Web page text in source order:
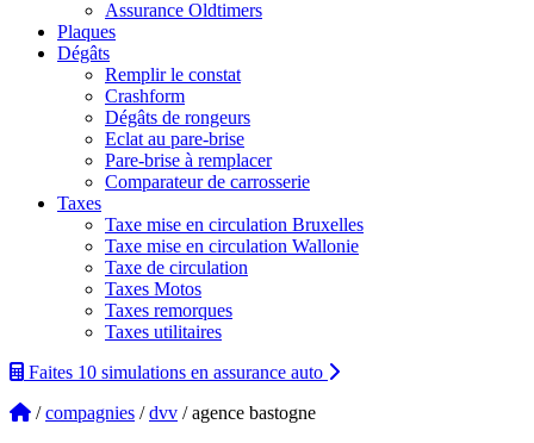
Assurance Oldtimers
Plaques
Dégâts
Remplir le constat
Crashform
Dégâts de rongeurs
Eclat au pare-brise
Pare-brise à remplacer
Comparateur de carrosserie
Taxes
Taxe mise en circulation Bruxelles
Taxe mise en circulation Wallonie
Taxe de circulation
Taxes Motos
Taxes remorques
Taxes utilitaires
Faites 10 simulations en assurance auto
/compagnies /dvv / agence bastogne